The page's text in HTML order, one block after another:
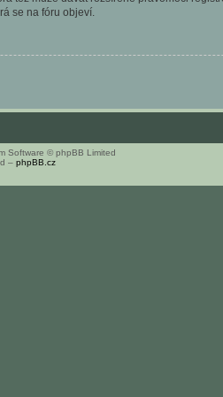
se na fóru objeví.
Software © phpBB Limited
– phpBB.cz